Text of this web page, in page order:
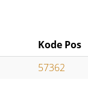
Kode Pos
57362